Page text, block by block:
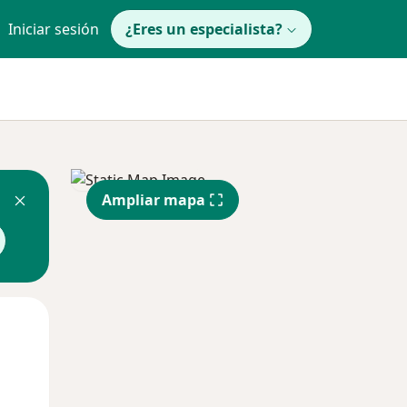
Iniciar sesión ¿Eres un especialista?
Ampliar mapa